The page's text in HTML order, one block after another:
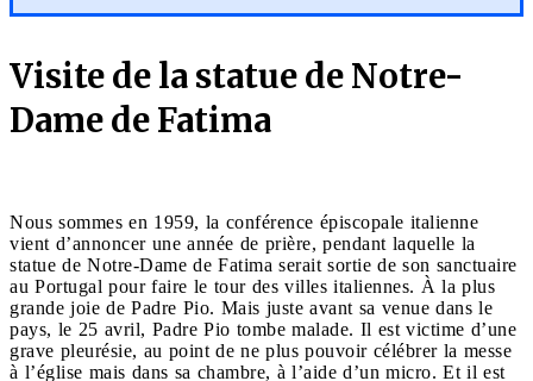
Visite de la statue de Notre-
Dame de Fatima
Nous sommes en 1959, la conférence épiscopale italienne
vient d’annoncer une année de prière, pendant laquelle la
statue de Notre-Dame de Fatima serait sortie de son sanctuaire
au Portugal pour faire le tour des villes italiennes. À la plus
grande joie de Padre Pio. Mais juste avant sa venue dans le
pays, le 25 avril, Padre Pio tombe malade. Il est victime d’une
grave pleurésie, au point de ne plus pouvoir célébrer la messe
à l’église mais dans sa chambre, à l’aide d’un micro. Et il est